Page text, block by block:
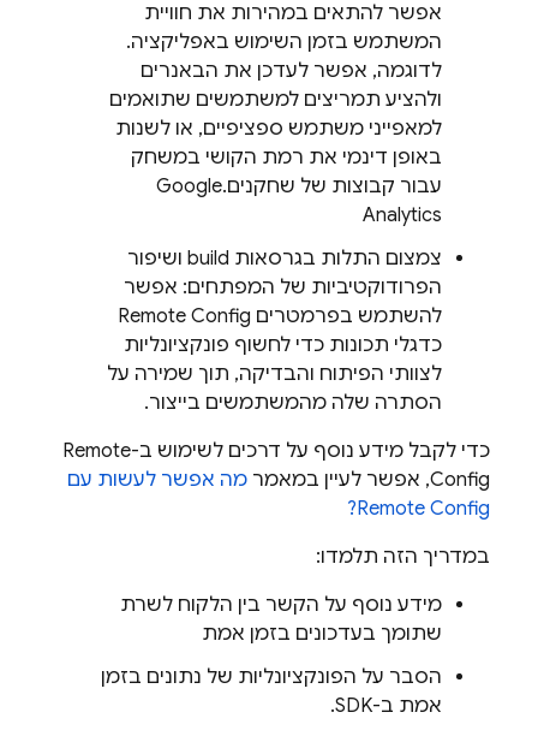
אפשר להתאים במהירות את חוויית
המשתמש בזמן השימוש באפליקציה.
לדוגמה, אפשר לעדכן את הבאנרים
ולהציע תמריצים למשתמשים שתואמים
למאפייני משתמש ספציפיים, או לשנות
באופן דינמי את רמת הקושי במשחק
עבור קבוצות של שחקנים.Google
Analytics
צמצום התלות בגרסאות build ושיפור
הפרודוקטיביות של המפתחים: אפשר
להשתמש בפרמטרים Remote Config
כדגלי תכונות כדי לחשוף פונקציונליות
לצוותי הפיתוח והבדיקה, תוך שמירה על
הסתרה שלה מהמשתמשים בייצור.
כדי לקבל מידע נוסף על דרכים לשימוש ב-Remote
Config, אפשר לעיין במאמר מה אפשר לעשות עם
Remote Config
?
במדריך הזה תלמדו:
מידע נוסף על הקשר בין הלקוח לשרת
שתומך בעדכונים בזמן אמת
הסבר על הפונקציונליות של נתונים בזמן
אמת ב-SDK.